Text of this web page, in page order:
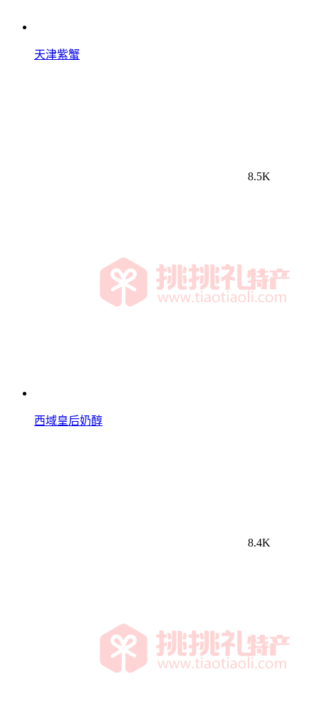
天津紫蟹
8.5K
西域皇后奶醇
8.4K